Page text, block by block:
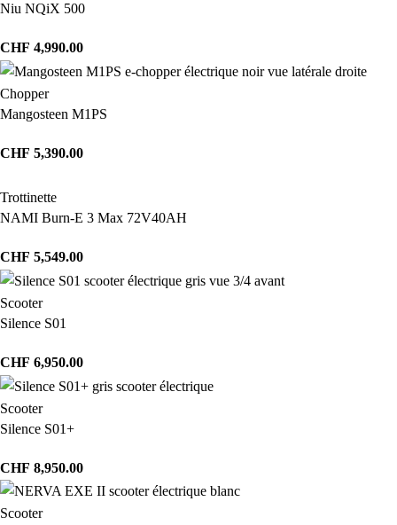
Niu NQiX 500
CHF 4,990.00
Chopper
Mangosteen M1PS
CHF 5,390.00
Trottinette
NAMI Burn-E 3 Max 72V40AH
CHF 5,549.00
Scooter
Silence S01
CHF 6,950.00
Scooter
Silence S01+
CHF 8,950.00
Scooter